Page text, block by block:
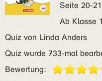
Seite 20-21
Ab Klasse
Quiz von Linda Anders
Quiz wurde 733-mal
Bewertung: